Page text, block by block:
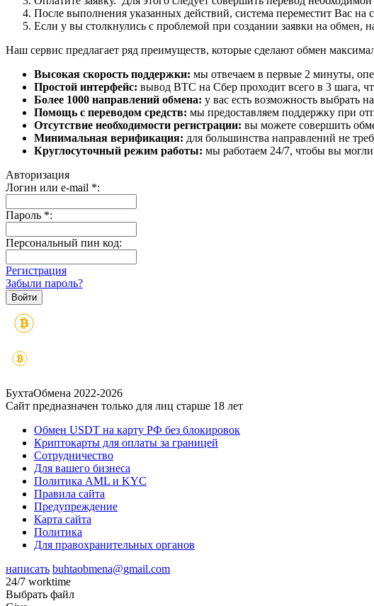
После выполнения указанных действий, система переместит Вас на
Если у вы столкнулись с проблемой при создании заявки на
Наш сервис предлагает ряд преимуществ, которые сделают обмен
Высокая скорость поддержки: мы отвечаем в первые 2 минуты,
Простой интерфейс: вывод BTC на Сбер проходит всего в 3 шага,
Более 1000 направлений обмена: у вас есть возможность выбрать
Помощь с переводом средств: мы предоставляем поддержку при
Отсутствие необходимости регистрации: вы можете совершить
Минимальная верификация: для большинства направлений не
Круглосуточный режим работы: мы работаем 24/7, чтобы вы
Авторизация
Логин или e-mail *:
Пароль *:
Персональный пин код:
Регистрация
Забыли пароль?
БухтаОбмена 2022-2026
Сайт предназначен только для лиц старше 18 лет
Обмен USDT на карту РФ без блокировок
Криптокарты для оплаты за границей
Сотрудничество
Для вашего бизнеса
Политика AML и KYC
Правила сайта
Предупреждение
Карта сайта
Политика
Для правохранительных органов
написать buhtaobmena@gmail.com
24/7 worktime
Выбрать файл